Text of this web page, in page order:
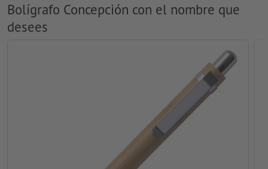
Bolígrafo Concepción con el nombre que
desees